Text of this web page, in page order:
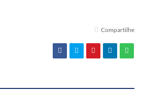
Compartilhe